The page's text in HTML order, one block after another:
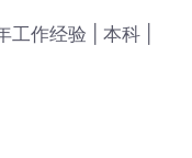
工作经验 | 本科 |